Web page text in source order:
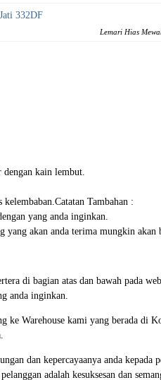
Lemari Hias
dengan kain lembut.
Tambahan :
yang anda inginkan.
akan anda terima mungkin akan
di bagian atas dan bawah pada
anda inginkan.
ke Warehouse kami yang berada
dan kepercayaanya anda
adalah kesuksesan dan